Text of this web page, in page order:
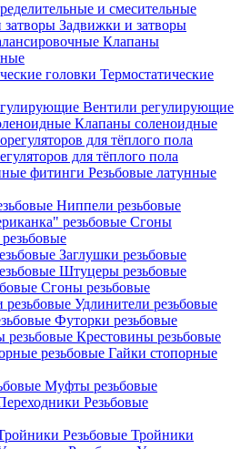
и смесительные
Задвижки и затворы
Клапаны
Термостатические
Вентили регулирующие
Клапаны соленоидные
для тёплого пола
Резьбовые латунные
Ниппели резьбовые
Сгоны
Заглушки резьбовые
Штуцеры резьбовые
Сгоны резьбовые
Удлинители резьбовые
Футорки резьбовые
Крестовины резьбовые
Гайки стопорные
Муфты резьбовые
Резьбовые
Резьбовые Тройники